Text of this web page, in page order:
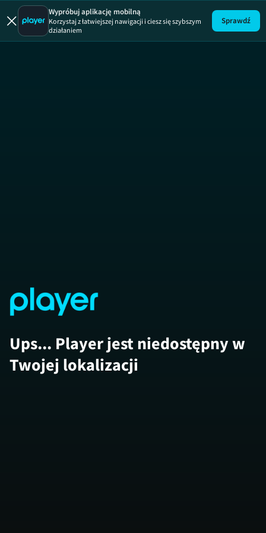
Absurdy
Wypróbuj aplikację mobilną
Korzystaj z łatwiejszej nawigacji i ciesz się szybszym
działaniem
Sprawdź
Ups... Player jest niedostępny w
Twojej lokalizacji